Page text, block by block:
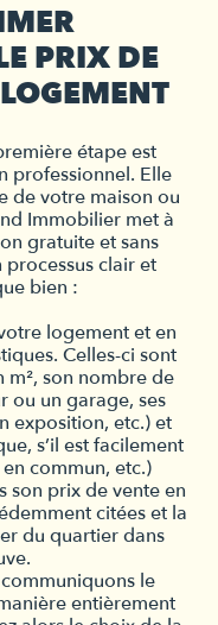
PRIX DE
étape est
professionnel. Elle
de votre maison ou
Immobilier met à
gratuite et sans
clair et
bien :
logement et en
Celles-ci sont
m², son nombre de
ou un garage, ses
exposition, etc.) et
s’il est facilement
commun, etc.)
son prix de vente en
citées et la
du quartier dans
le
entièrement